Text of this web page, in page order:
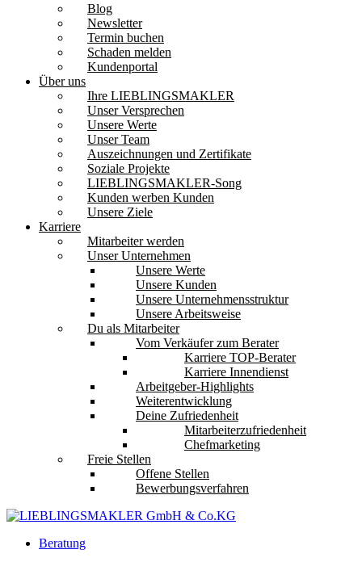
Blog
Newsletter
Termin buchen
Schaden melden
Kundenportal
Über uns
Ihre LIEBLINGSMAKLER
Unser Versprechen
Unsere Werte
Unser Team
Auszeichnungen und Zertifikate
Soziale Projekte
LIEBLINGSMAKLER-Song
Kunden werben Kunden
Unsere Ziele
Karriere
Mitarbeiter werden
Unser Unternehmen
Unsere Werte
Unsere Kunden
Unsere Unternehmensstruktur
Unsere Arbeitsweise
Du als Mitarbeiter
Vom Verkäufer zum Berater
Karriere TOP-Berater
Karriere Innendienst
Arbeitgeber-Highlights
Weiterentwicklung
Deine Zufriedenheit
Mitarbeiterzufriedenheit
Chefmarketing
Freie Stellen
Offene Stellen
Bewerbungsverfahren
Beratung